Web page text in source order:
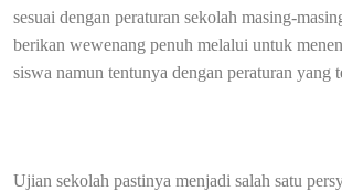
sesuai dengan peraturan sekolah masing-
berikan wewenang penuh melalui untuk
siswa namun tentunya dengan peraturan yang
Ujian sekolah pastinya menjadi salah satu